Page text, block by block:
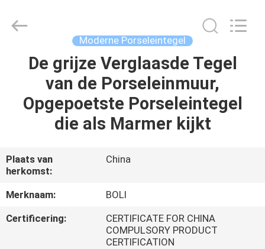
HUIS
PRODUCTEN
OVER
ONS
FABRIEKSTOCHT
CERAMICS
CO.,LTD..
Moderne Porseleintegel
De grijze Verglaasde Tegel
van de Porseleinmuur,
Opgepoetste Porseleintegel
die als Marmer kijkt
Plaats van
herkomst:
China
Merknaam:
BOLI
Certificering:
CERTIFICATE FOR CHINA
COMPULSORY PRODUCT
CERTIFICATION